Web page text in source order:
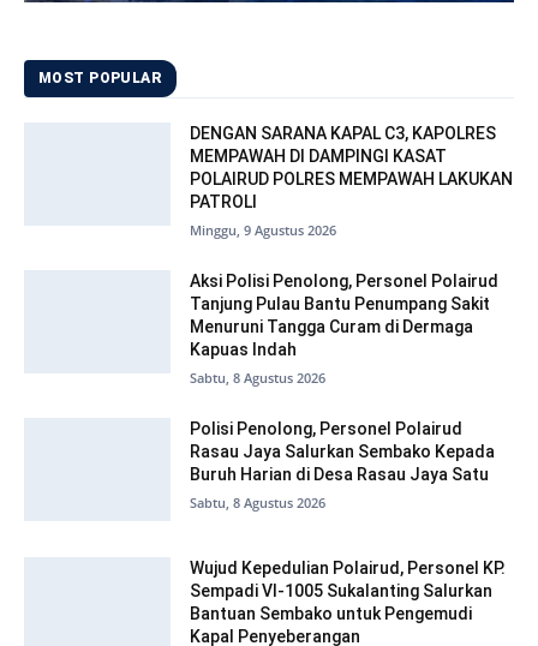
MOST POPULAR
DENGAN SARANA KAPAL C3, KAPOLRES
MEMPAWAH DI DAMPINGI KASAT
POLAIRUD POLRES MEMPAWAH LAKUKAN
PATROLI
Minggu, 9 Agustus 2026
Aksi Polisi Penolong, Personel Polairud
Tanjung Pulau Bantu Penumpang Sakit
Menuruni Tangga Curam di Dermaga
Kapuas Indah
Sabtu, 8 Agustus 2026
Polisi Penolong, Personel Polairud
Rasau Jaya Salurkan Sembako Kepada
Buruh Harian di Desa Rasau Jaya Satu
Sabtu, 8 Agustus 2026
Wujud Kepedulian Polairud, Personel KP.
Sempadi VI-1005 Sukalanting Salurkan
Bantuan Sembako untuk Pengemudi
Kapal Penyeberangan